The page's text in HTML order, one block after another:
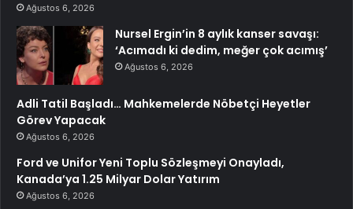
Ağustos 6, 2026
Nursel Ergin’in 8 aylık kanser savaşı:
‘Acımadı ki dedim, meğer çok acımış’
Ağustos 6, 2026
Adli Tatil Başladı… Mahkemelerde Nöbetçi Heyetler
Görev Yapacak
Ağustos 6, 2026
Ford ve Unifor Yeni Toplu Sözleşmeyi Onayladı,
Kanada’ya 1.25 Milyar Dolar Yatırım
Ağustos 6, 2026